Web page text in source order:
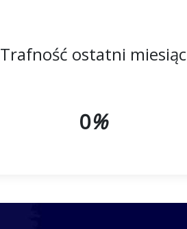
Trafność ostatni miesiąc
0%